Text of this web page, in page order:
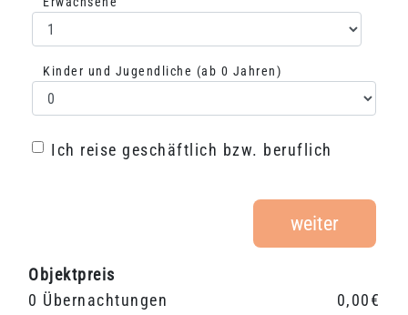
Auswahl Erwachsene
Kinder und Jugendliche (ab 0 Jahren)
Auswahl Kinder
Ich reise geschäftlich bzw. beruflich
Ich reise geschäftlich bzw. beruflich
weiter
Objektpreis
0 Übernachtungen
0,00€